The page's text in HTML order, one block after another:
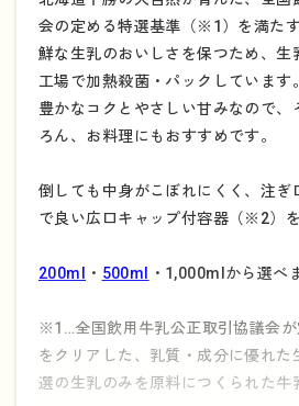
会の定める特選基準（※1）を満た
鮮な生乳のおいしさを保つため、生
工場で加熱殺菌・パックしています。
豊かなコクとやさしい甘みなので、
ろん、お料理にもおすすめです。
倒しても中身がこぼれにくく、注ぎ
で良い広口キャップ付容器（※2）を
200ml ・ 500ml ・1,000mlから選べ
※1…全国飲用牛乳公正取引協議会
をクリアした、乳質・成分に優れた
選の生乳のみを原料につくられた牛